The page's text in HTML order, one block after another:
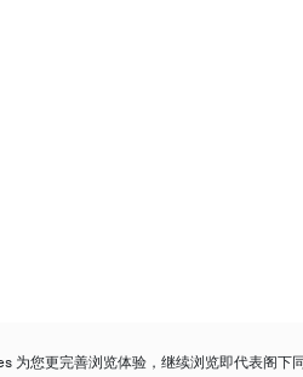
为您更完善浏览体验，继续浏览即代表阁下